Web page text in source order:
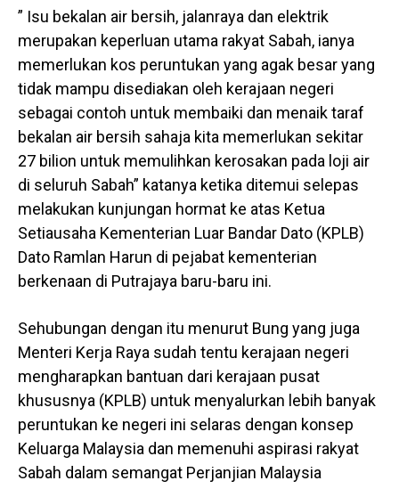
” Isu bekalan air bersih, jalanraya dan elektrik
merupakan keperluan utama rakyat Sabah, ianya
memerlukan kos peruntukan yang agak besar yang
tidak mampu disediakan oleh kerajaan negeri
sebagai contoh untuk membaiki dan menaik taraf
bekalan air bersih sahaja kita memerlukan sekitar
27 bilion untuk memulihkan kerosakan pada loji air
di seluruh Sabah” katanya ketika ditemui selepas
melakukan kunjungan hormat ke atas Ketua
Setiausaha Kementerian Luar Bandar Dato (KPLB)
Dato Ramlan Harun di pejabat kementerian
berkenaan di Putrajaya baru-baru ini.
Sehubungan dengan itu menurut Bung yang juga
Menteri Kerja Raya sudah tentu kerajaan negeri
mengharapkan bantuan dari kerajaan pusat
khususnya (KPLB) untuk menyalurkan lebih banyak
peruntukan ke negeri ini selaras dengan konsep
Keluarga Malaysia dan memenuhi aspirasi rakyat
Sabah dalam semangat Perjanjian Malaysia